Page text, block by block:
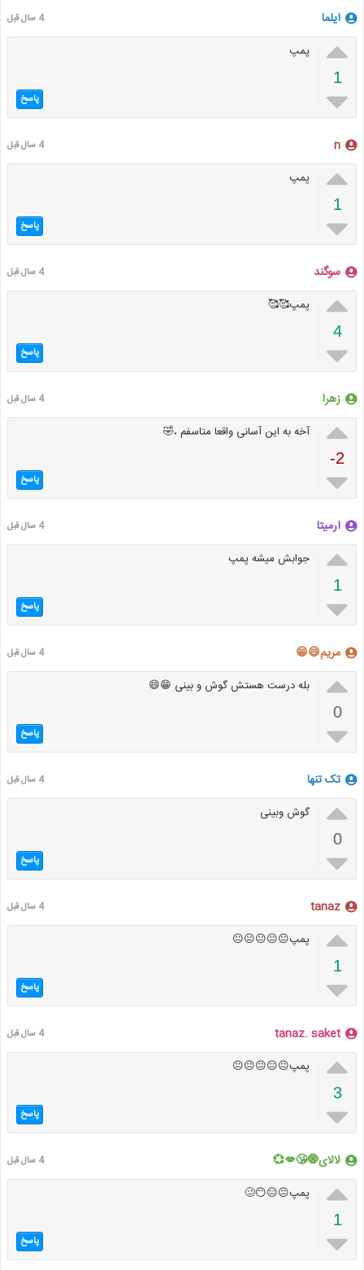
ایلما 4 سال قبل

1

پمپ
پاسخ
n 4 سال قبل

1

پمپ
پاسخ
سوگند 4 سال قبل

4

پمپ🥰🥰
پاسخ
زهرا 4 سال قبل

-2

آخه به این آسانی واقعا متاسفم ،🤣
پاسخ
ارمیتا 4 سال قبل

1

جوابش میشه پمپ
پاسخ
مریم😄😁 4 سال قبل

0

بله درست هستش گوش و بینی 😁😄
پاسخ
تک تنها 4 سال قبل

0

گوش وبینی
پاسخ
tanaz 4 سال قبل

1

پمپ😐😐😐😐😐
پاسخ
tanaz. saket 4 سال قبل

3

پمپ😐😐😐😐😐
پاسخ
لالای🧿😘💋💞 4 سال قبل

1

پمپ😐😑😶🥴
پاسخ